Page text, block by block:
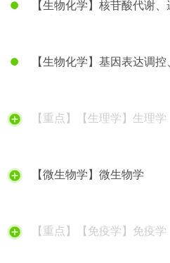
【生物化学】核苷酸代谢
【生物化学】基因表达调
【重点】【生理学】生理学
【微生物学】微生物学
【重点】【免疫学】免疫学